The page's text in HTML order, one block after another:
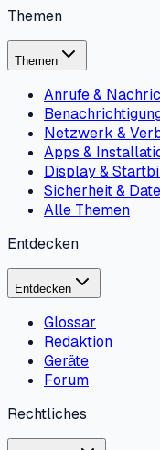
Themen
Themen
Anrufe &
Netzwerk &
Apps &
Display &
Sicherheit &
Alle Themen
Entdecken
Entdecken
Glossar
Redaktion
Geräte
Forum
Rechtliches